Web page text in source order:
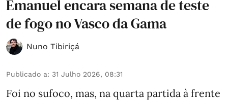
Emanuel encara semana de teste
de fogo no Vasco da Gama
Nuno Tibiriçá
Publicado a: 31 Julho 2026, 08:31
Foi no sufoco, mas, na quarta partida à frente